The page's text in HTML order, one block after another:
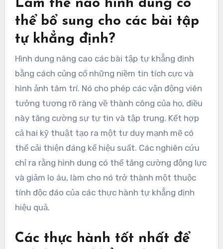
Làm thế nào hình dung có
thể bổ sung cho các bài tập
tự khẳng định?
Hình dung nâng cao các bài tập tự khẳng định
bằng cách củng cố những niềm tin tích cực và
hình ảnh tâm trí. Nó cho phép các vận động viên
tưởng tượng rõ ràng về thành công của họ, điều
này tăng cường sự tự tin và tập trung. Kết hợp
cả hai kỹ thuật tạo ra một tư duy mạnh mẽ có
thể cải thiện đáng kể hiệu suất. Các nghiên cứu
chỉ ra rằng hình dung có thể tăng cường động lực
và giảm lo âu, làm cho nó trở thành một thuộc
tính độc đáo của các thực hành tự khẳng định
hiệu quả.
Các thực hành tốt nhất để